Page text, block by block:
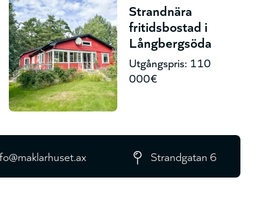
Strandnära
fritidsbostad i
Långbergsöda
Utgångspris: 110
000€
Strandgatan 6